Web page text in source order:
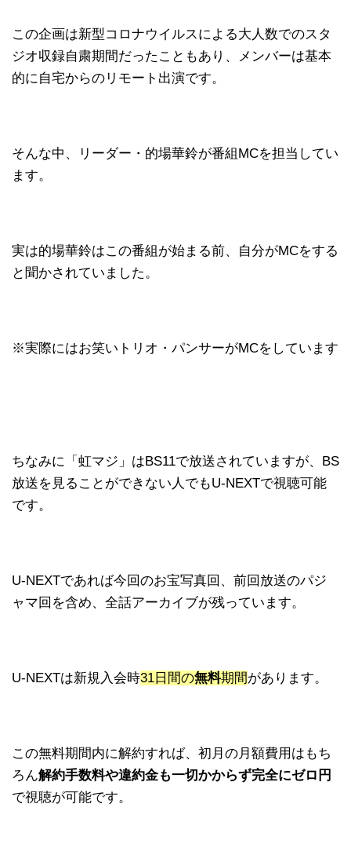
この企画は新型コロナウイルスによる大人数でのスタ
ジオ収録自粛期間だったこともあり、メンバーは基本
的に自宅からのリモート出演です。
そんな中、リーダー・的場華鈴が番組MCを担当してい
ます。
実は的場華鈴はこの番組が始まる前、自分がMCをする
と聞かされていました。
※実際にはお笑いトリオ・パンサーがMCをしています
ちなみに「虹マジ」はBS11で放送されていますが、BS
放送を見ることができない人でもU-NEXTで視聴可能
です。
U-NEXTであれば今回のお宝写真回、前回放送のパジ
ャマ回を含め、全話アーカイブが残っています。
U-NEXTは新規入会時31日間の無料期間があります。
この無料期間内に解約すれば、初月の月額費用はもち
ろん解約手数料や違約金も一切かからず完全にゼロ円
で視聴が可能です。